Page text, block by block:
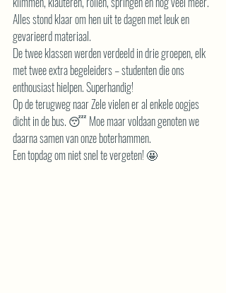
Alles stond klaar om hen uit te dagen met leuk en
gevarieerd materiaal.
De twee klassen werden verdeeld in drie groepen, elk
met twee extra begeleiders – studenten die ons
enthousiast hielpen. Superhandig!
Op de terugweg naar Zele vielen er al enkele oogjes
dicht in de bus. 😴 Moe maar voldaan genoten we
daarna samen van onze boterhammen.
Een topdag om niet snel te vergeten! 🤩